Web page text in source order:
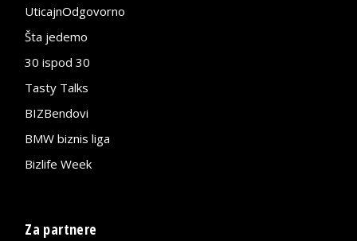
UticajnOdgovorno
Šta jedemo
30 ispod 30
Tasty Talks
BIZBendovi
BMW biznis liga
Bizlife Week
Za partnere